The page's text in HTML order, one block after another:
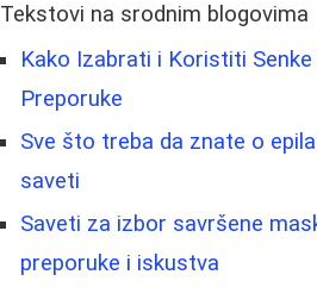
Tekstovi na srodnim blogovima
Kako Izabrati i Koristiti
Preporuke
Sve što treba da znate o
saveti
Saveti za izbor savršene
preporuke i iskustva